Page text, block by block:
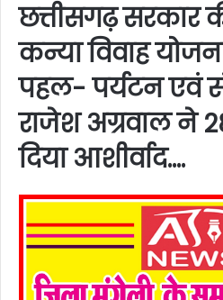
छत्तीसगढ़ सरकार
कन्या विवाह
पहल- पर्यटन एवं
राजेश अग्रवाल ने
दिया आशीर्वाद….